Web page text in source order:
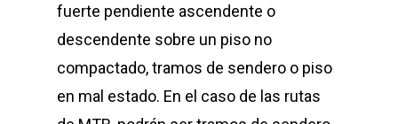
fuerte pendiente ascendente o
descendente sobre un piso no
compactado, tramos de sendero o piso
en mal estado. En el caso de las rutas